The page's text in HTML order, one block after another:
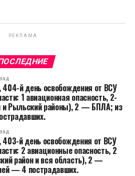
РЕКЛАМА
й день освобождения от ВСУ
1 авиационная опасность, 2-
и Рыльский районы), 2 — БПЛА; из
й день освобождения от ВСУ
2 авиационные опасность, 2
район и вся область), 2 —
— 4 пострадавших.